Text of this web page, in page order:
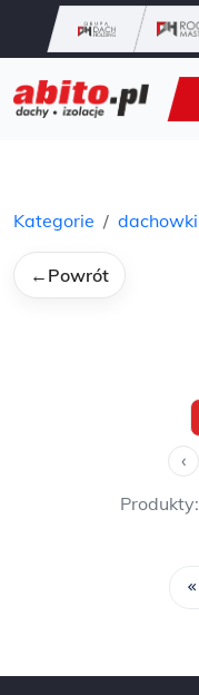
Kategorie dachowki
← Powrót
‹
Produkty: